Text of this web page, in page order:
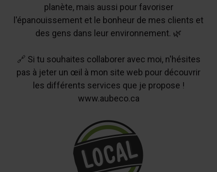
planète, mais aussi pour favoriser
l'épanouissement et le bonheur de mes clients et
des gens dans leur environnement. 🌿
🔗 Si tu souhaites collaborer avec moi, n'hésites
pas à jeter un œil à mon site web pour découvrir
les différents services que je propose !
www.aubeco.ca